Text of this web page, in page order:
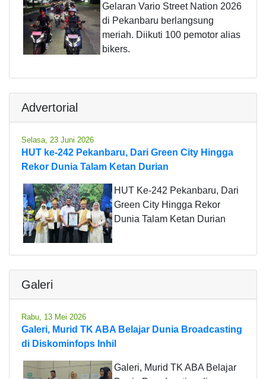
Gelaran Vario Street Nation 2026
di Pekanbaru berlangsung
meriah. Diikuti 100 pemotor alias
bikers.
Advertorial
Selasa, 23 Juni 2026
HUT ke-242 Pekanbaru, Dari Green City Hingga
Rekor Dunia Talam Ketan Durian
HUT Ke-242 Pekanbaru, Dari
Green City Hingga Rekor
Dunia Talam Ketan Durian
Galeri
Rabu, 13 Mei 2026
Galeri, Murid TK ABA Belajar Dunia Broadcasting
di Diskominfops Inhil
Galeri, Murid TK ABA Belajar